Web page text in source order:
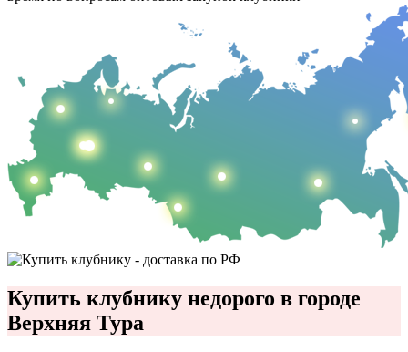
Купить клубнику недорого в городе
Верхняя Тура